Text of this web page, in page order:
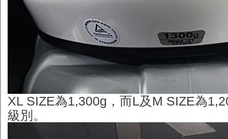
XL SIZE為1,300g，而L及M SIZE為
級別。